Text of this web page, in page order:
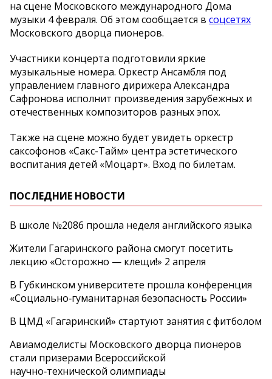
на сцене Московского международного Дома
музыки 4 февраля. Об этом сообщается в соцсетях
Московского дворца пионеров.
Участники концерта подготовили яркие
музыкальные номера. Оркестр Ансамбля под
управлением главного дирижера Александра
Сафронова исполнит произведения зарубежных и
отечественных композиторов разных эпох.
Также на сцене можно будет увидеть оркестр
саксофонов «Сакс-Тайм» центра эстетического
воспитания детей «Моцарт». Вход по билетам.
ПОСЛЕДНИЕ НОВОСТИ
В школе №2086 прошла неделя английского языка
Жители Гагаринского района смогут посетить
лекцию «Осторожно — клещи!» 2 апреля
В Губкинском университете прошла конференция
«Социально‑гуманитарная безопасность России»
В ЦМД «Гагаринский» стартуют занятия с фитболом
Авиамоделисты Московского дворца пионеров
стали призерами Всероссийской
научно‑технической олимпиады